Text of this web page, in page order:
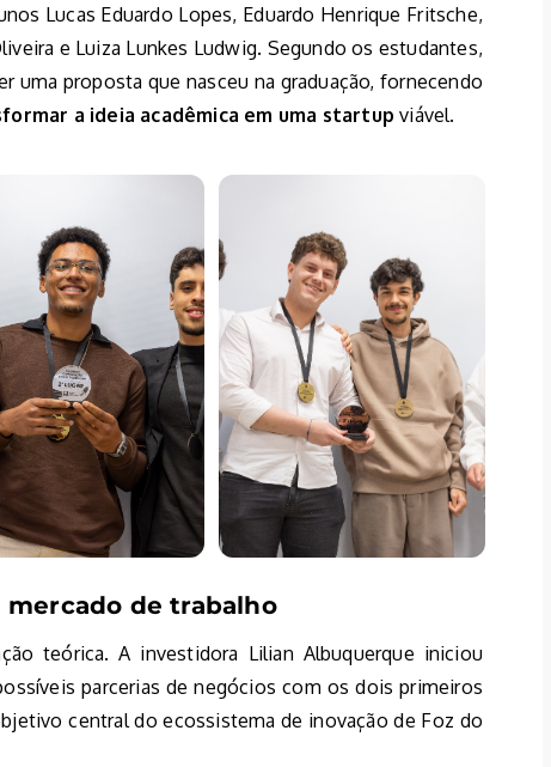
Lucas Eduardo Lopes, Eduardo Henrique Fritsche,
e Luiza Lunkes Ludwig. Segundo os estudantes,
uma proposta que nasceu na graduação, fornecendo
a ideia acadêmica em uma startup viável.
mercado de trabalho
teórica. A investidora Lilian Albuquerque iniciou
parcerias de negócios com os dois primeiros
central do ecossistema de inovação de Foz do